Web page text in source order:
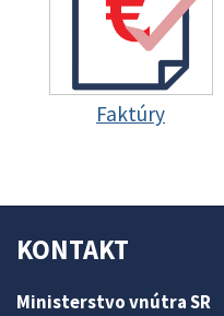
Faktúry
KONTAKT
Ministerstvo vnútra SR